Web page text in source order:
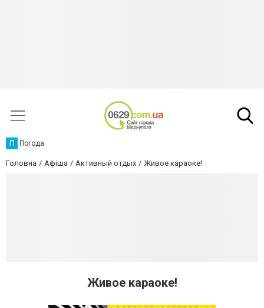
П Погода
Головна Афіша Активный отдых Живое караоке!
Живое караоке!